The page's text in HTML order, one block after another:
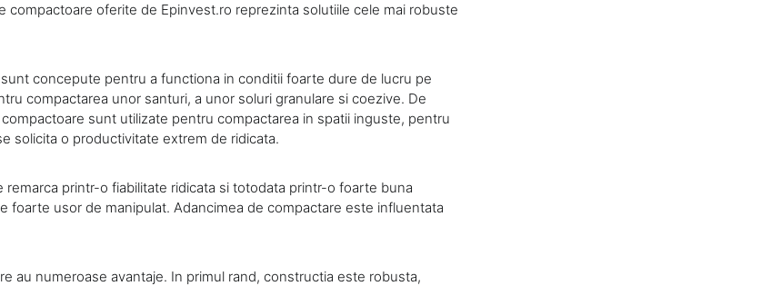
compactoare oferite de Epinvest.ro reprezinta solutiile cele mai robuste
concepute pentru a functiona in conditii foarte dure de lucru pe
compactarea unor santuri, a unor soluri granulare si coezive. De
sunt utilizate pentru compactarea in spatii inguste, pentru
solicita o productivitate extrem de ridicata.
remarca printr-o fiabilitate ridicata si totodata printr-o foarte buna
foarte usor de manipulat. Adancimea de compactare este influentata
au numeroase avantaje. In primul rand, constructia este robusta,